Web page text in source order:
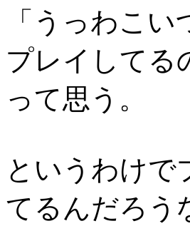
「うっわこ
プレイしてる
って思う。
というわけで
てるんだろう